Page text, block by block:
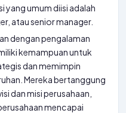
yang umum diisi adalah
atau senior manager.
dengan pengalaman
kemampuan untuk
dan memimpin
Mereka bertanggung
dan misi perusahaan,
mencapai